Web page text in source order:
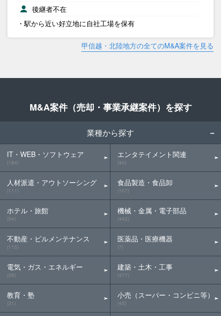
後継者不在
・駅から近い好立地に自社工場を保有
甲信越・北陸地方の全てのM&A案件を見る
M&A案件（売却・事業承継案件）を探す
業種から探す
IT・WEB・ソフトウェア
(184)
人材派遣・アウトソーシング
(111)
ホテル・旅館
(54)
不動産・ビルメンテナンス
(115)
電気・ガス・エネルギー
(39)
教育・塾
(31)
エンタテイメント関連
(40)
食品製造・食品卸
(107)
機械・金属・電子部品
(442)
医薬品・医療機器
(7)
建築・土木・工事
(477)
小売（スーパー・コンビニ等）
(45)